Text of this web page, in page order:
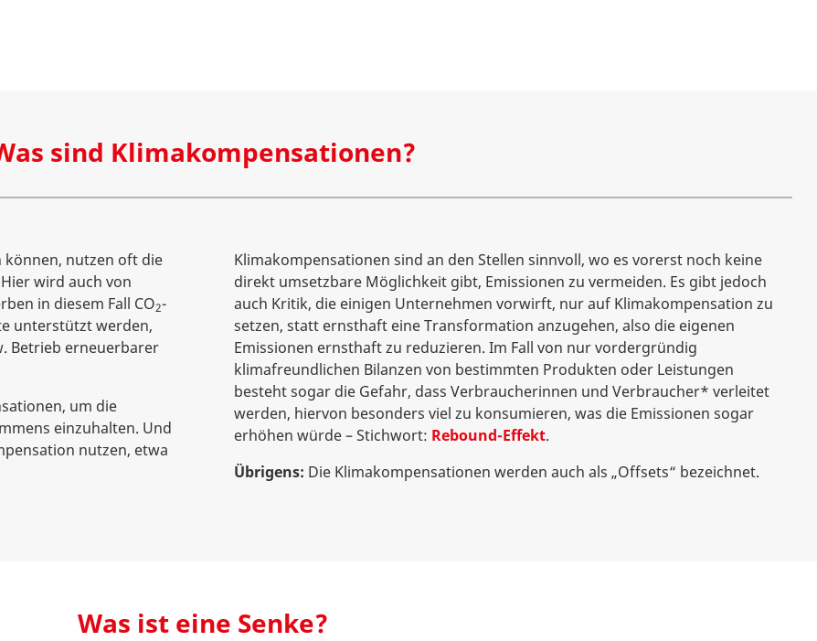
sind Klimakompensationen?
können, nutzen oft die
wird auch von
in diesem Fall CO2-
unterstützt werden,
Betrieb erneuerbarer
um die
einzuhalten. Und
nutzen, etwa
Klimakompensationen sind an den Stellen sinnvoll, wo es vorerst noch keine
direkt umsetzbare Möglichkeit gibt, Emissionen zu vermeiden. Es gibt jedoch
auch Kritik, die einigen Unternehmen vorwirft, nur auf Klimakompensation zu
setzen, statt ernsthaft eine Transformation anzugehen, also die eigenen
Emissionen ernsthaft zu reduzieren. Im Fall von nur vordergründig
klimafreundlichen Bilanzen von bestimmten Produkten oder Leistungen
besteht sogar die Gefahr, dass Verbraucherinnen und Verbraucher* verleitet
werden, hiervon besonders viel zu konsumieren, was die Emissionen sogar
erhöhen würde – Stichwort: Rebound-Effekt.
Übrigens: Die Klimakompensationen werden auch als „Offsets“ bezeichnet.
Was ist eine Senke?